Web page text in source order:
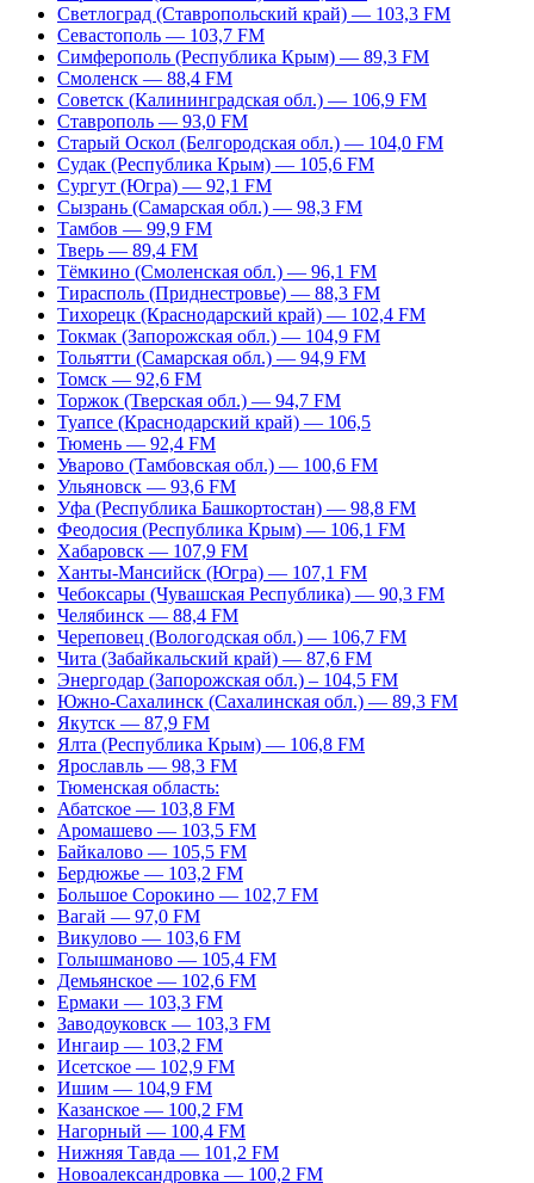
Светлоград (Ставропольский край) — 103,3 FM
Севастополь — 103,7 FM
Симферополь (Республика Крым) — 89,3 FM
Смоленск — 88,4 FM
Советск (Калининградская обл.) — 106,9 FM
Ставрополь — 93,0 FM
Старый Оскол (Белгородская обл.) — 104,0 FM
Судак (Республика Крым) — 105,6 FM
Сургут (Югра) — 92,1 FM
Сызрань (Самарская обл.) — 98,3 FM
Тамбов — 99,9 FM
Тверь — 89,4 FM
Тёмкино (Смоленская обл.) — 96,1 FM
Тирасполь (Приднестровье) — 88,3 FM
Тихорецк (Краснодарский край) — 102,4 FM
Токмак (Запорожская обл.) — 104,9 FM
Тольятти (Самарская обл.) — 94,9 FM
Томск — 92,6 FM
Торжок (Тверская обл.) — 94,7 FM
Туапсе (Краснодарский край) — 106,5
Тюмень — 92,4 FM
Уварово (Тамбовская обл.) — 100,6 FM
Ульяновск — 93,6 FM
Уфа (Республика Башкортостан) — 98,8 FM
Феодосия (Республика Крым) — 106,1 FM
Хабаровск — 107,9 FM
Ханты-Мансийск (Югра) — 107,1 FM
Чебоксары (Чувашская Республика) — 90,3 FM
Челябинск — 88,4 FM
Череповец (Вологодская обл.) — 106,7 FM
Чита (Забайкальский край) — 87,6 FM
Энергодар (Запорожская обл.) – 104,5 FM
Южно-Сахалинск (Сахалинская обл.) — 89,3 FM
Якутск — 87,9 FM
Ялта (Республика Крым) — 106,8 FM
Ярославль — 98,3 FM
Тюменская область:
Абатское — 103,8 FM
Аромашево — 103,5 FM
Байкалово — 105,5 FM
Бердюжье — 103,2 FM
Большое Сорокино — 102,7 FM
Вагай — 97,0 FM
Викулово — 103,6 FM
Голышманово — 105,4 FM
Демьянское — 102,6 FM
Ермаки — 103,3 FM
Заводоуковск — 103,3 FM
Ингаир — 103,2 FM
Исетское — 102,9 FM
Ишим — 104,9 FM
Казанское — 100,2 FM
Нагорный — 100,4 FM
Нижняя Тавда — 101,2 FM
Новоалександровка — 100,2 FM